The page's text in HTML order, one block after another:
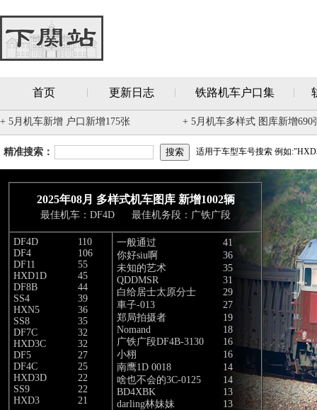
首页 更新日志 铁路机车户口集
+ 5月机车新增 户口新增175张 + 5月机车多样式 图库新增690
精准搜索： 适用于车型车号搜索 例如
2025年08月 多样式机车图库 新增1002辆
最佳机车：DF4D 最佳机务段：广铁广段
DF4D
110
DF4
106
DF11
55
HXD1D
45
DF8B
44
SS4
39
HXN5
36
SS8
35
DF7C
32
HXD3C
32
DF5
27
DF4C
25
HXD3D
22
SS9
22
HXD3
21
一般通过
41
你好siu啊
36
未知的艺术
35
QDDMSR
31
白给居士太原分士
29
車子-013
27
郑局拍摄者
19
Nomand
18
广铁广段DF4B-3130
16
小栩
16
南鹰1D 0018
14
啥也不会的3C-0125
14
BD4XBK
13
darling林妹妹
13